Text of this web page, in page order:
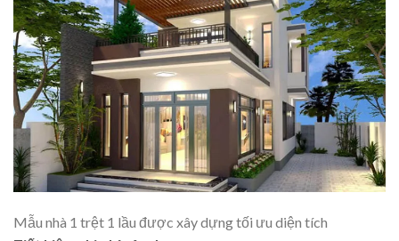
Mẫu nhà 1 trệt 1 lầu được xây dựng tối ưu diện tích